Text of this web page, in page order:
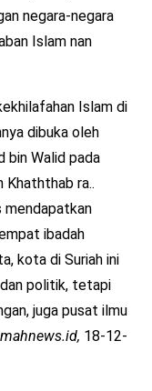
negara-negara
Islam nan
Islam di
dibuka oleh
bin Walid pada
Khaththab ra..
mendapatkan
ibadah
kota di Suriah ini
politik, tetapi
juga pusat ilmu
18-12-